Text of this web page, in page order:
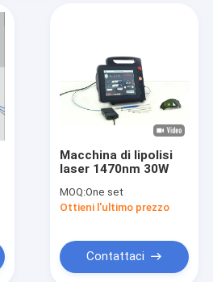
Macchina di lipolisi
laser 1470nm 30W
MOQ:One set
Ottieni l'ultimo prezzo
Contattaci